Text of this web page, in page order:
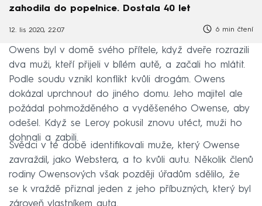
zahodila do popelnice. Dostala 40 let
12. lis 2020, 22:07 6 min čtení
Owens byl v domě svého přítele, když dveře rozrazili
dva muži, kteří přijeli v bílém autě, a začali ho mlátit.
Podle soudu vznikl konflikt kvůli drogám. Owens
dokázal uprchnout do jiného domu. Jeho majitel ale
požádal pohmožděného a vyděšeného Owense, aby
odešel. Když se Leroy pokusil znovu utéct, muži ho
dohnali a zabili.
Svědci v té době identifikovali muže, který Owense
zavraždil, jako Webstera, a to kvůli autu. Několik členů
rodiny Owensových však později úřadům sdělilo, že
se k vraždě přiznal jeden z jeho příbuzných, který byl
zároveň vlastníkem auta.